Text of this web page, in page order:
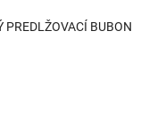
PREDLŽOVACÍ BUBON